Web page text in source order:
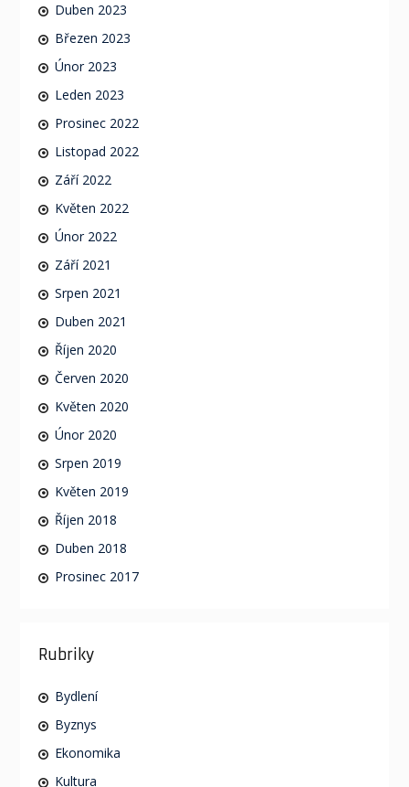
Duben 2023
Březen 2023
Únor 2023
Leden 2023
Prosinec 2022
Listopad 2022
Září 2022
Květen 2022
Únor 2022
Září 2021
Srpen 2021
Duben 2021
Říjen 2020
Červen 2020
Květen 2020
Únor 2020
Srpen 2019
Květen 2019
Říjen 2018
Duben 2018
Prosinec 2017
Rubriky
Bydlení
Byznys
Ekonomika
Kultura